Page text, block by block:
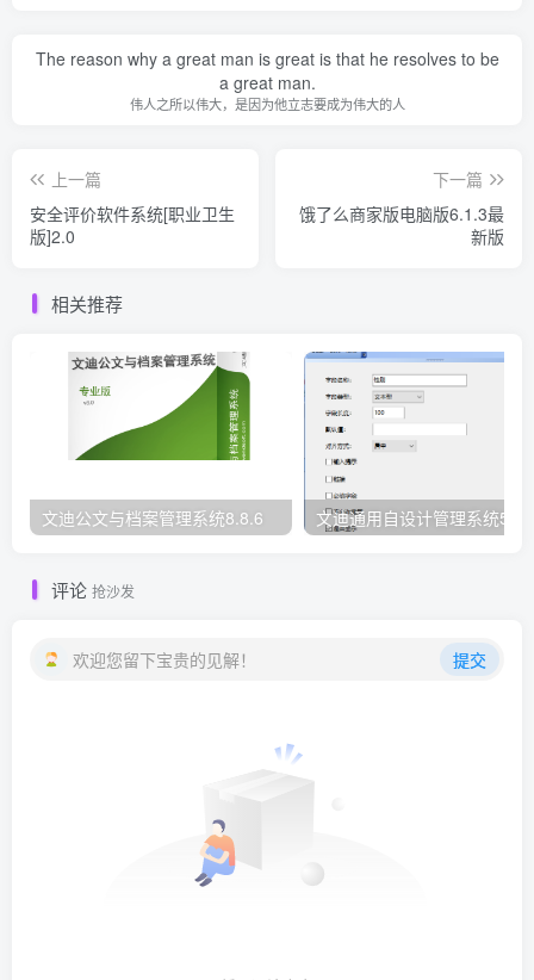
The reason why a great man is great is that he resolves to be
a great man.
伟人之所以伟大，是因为他立志要成为伟大的人
上一篇
安全评价软件系统[职业卫生
版]2.0
下一篇
饿了么商家版电脑版6.1.3最
新版
相关推荐
文迪公文与档案管理系统8.8.6 文迪通用自设计管理系统
评论 抢沙发
欢迎您留下宝贵的见解！ 提交